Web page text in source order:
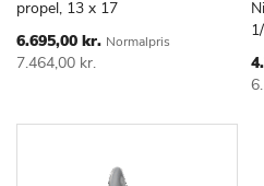
ØNSKE
propel, 13 x 17
Special
Price
6.695,00 kr. Normalpris
7.464,00 kr.